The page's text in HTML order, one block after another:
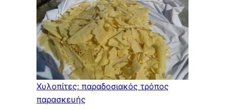
Χυλοπίτες: παραδοσιακός τρόπος
παρασκευής